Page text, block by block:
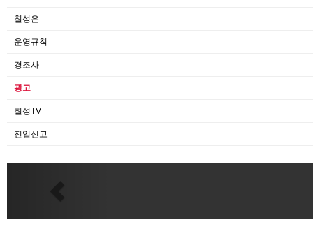
칠성은
운영규칙
경조사
광고
칠성TV
전입신고